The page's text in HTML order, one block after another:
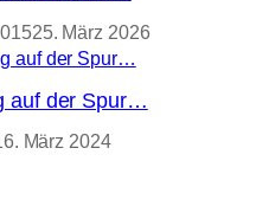
25. März 2026
auf der Spur…
März 2024